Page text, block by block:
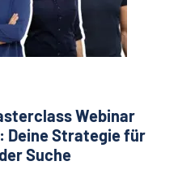
Webinar
Deine Strategie für
Suche